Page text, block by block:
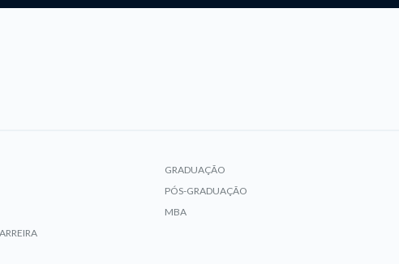
GRADUAÇÃO
PÓS-GRADUAÇÃO
MBA